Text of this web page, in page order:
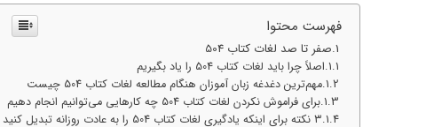
فهرست محتوا
صفر تا صد لغات کتاب 504
اصلاً چرا باید لغات کتاب 504 را یاد بگیریم
مهم‌ترین دغدغه زبان آموزان هنگام مطالعه لغات کتاب 504 چیست
برای فراموش نکردن لغات کتاب 504 چه کارهایی می‌توانیم انجام دهیم
۳ نکته برای اینکه یادگیری لغات کتاب 504 را به عادت روزانه تبدیل کنید